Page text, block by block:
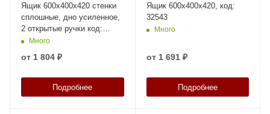
Ящик 600х400х420 стенки
сплошные, дно усиленное,
2 открытые ручки код:
32546
Много
от 1 804 ₽
Подробнее
Ящик 600x400x420, код:
32543
Много
от 1 691 ₽
Подробнее